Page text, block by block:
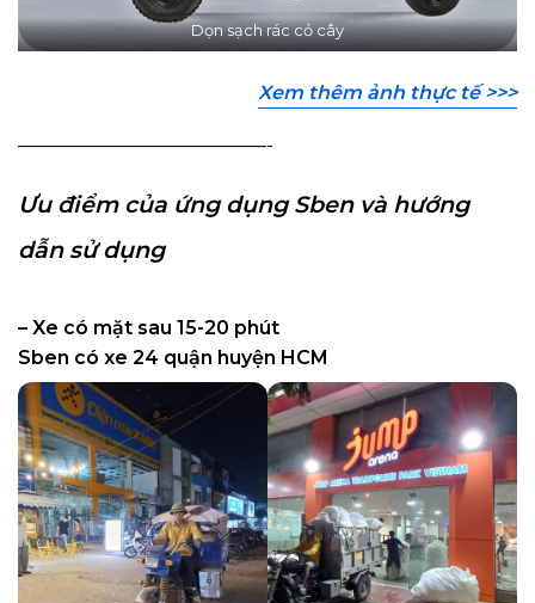
Dọn sạch rác cỏ cây
Xem thêm ảnh thực tế >>>
—————————————-
Ưu điểm của ứng dụng Sben và hướng
dẫn sử dụng
– Xe có mặt sau 15-20 phút
Sben có xe 24 quận huyện HCM